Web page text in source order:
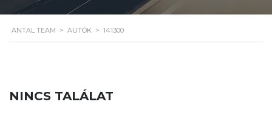
ANTAL TEAM > AUTÓK > 141300
NINCS TALÁLAT